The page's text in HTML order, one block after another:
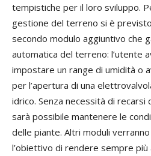
tempistiche per il loro sviluppo.
gestione del terreno si è
secondo modulo aggiuntivo che
automatica del terreno: l’utente
impostare un range di umidità o
per l’apertura di una
idrico. Senza necessità di
sarà possibile mantenere le
delle piante. Altri moduli
l’obiettivo di rendere sempre